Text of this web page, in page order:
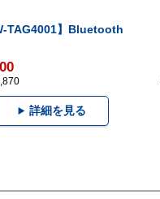
TAG4001】Bluetooth
詳細を見る